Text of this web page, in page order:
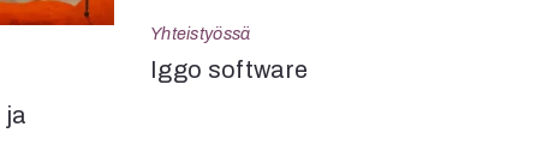
ja
Yhteistyössä
Iggo software